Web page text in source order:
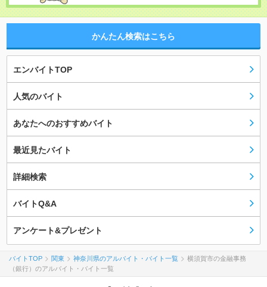
かんたん検索はこちら
エンバイトTOP
人気のバイト
あなたへのおすすめバイト
最近見たバイト
詳細検索
バイトQ&A
アンケート&プレゼント
バイトTOP 関東 神奈川県のアルバイト・バイト一覧
横須賀市の金融事務
（銀行）のアルバイト・バイト一覧